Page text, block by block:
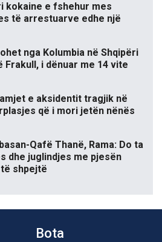
kokaine e fshehur mes
të arrestuarve edhe një
nga Kolumbia në Shqipëri
Frakull, i dënuar me 14 vite
e aksidentit tragjik në
që i mori jetën nënës
Qafë Thanë, Rama: Do ta
dhe juglindjes me pjesën
shpejtë
Bota